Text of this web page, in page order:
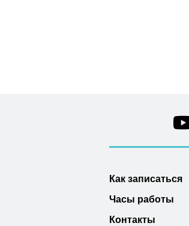
Как записаться
Часы работы
Контакты